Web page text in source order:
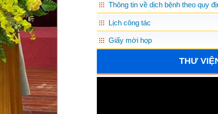
Thông tin về dịch bệnh theo quy
Lịch công tác
Giấy mời họp
THƯ